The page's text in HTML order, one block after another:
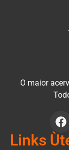
O maior
Links